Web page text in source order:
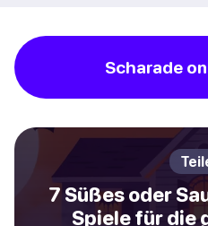
Scharade
7 Süßes oder
Spiele für die